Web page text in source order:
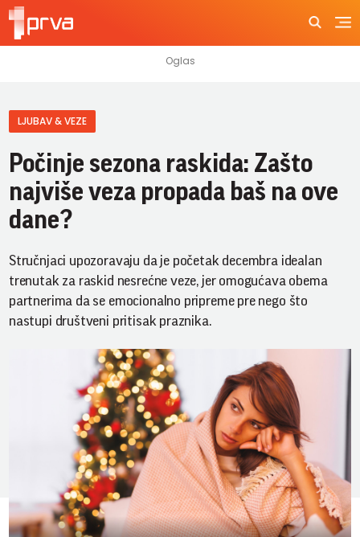
LJUBAV & VEZE
Počinje sezona raskida: Zašto
najviše veza propada baš na ove
dane?
Stručnjaci upozoravaju da je početak decembra idealan
trenutak za raskid nesrećne veze, jer omogućava obema
partnerima da se emocionalno pripreme pre nego što
nastupi društveni pritisak praznika.